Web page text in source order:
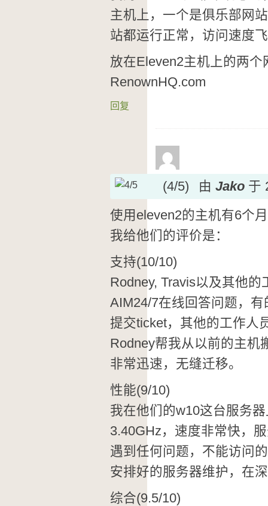
主机上，一个是俱乐部网
站都运行正常，访问速度
放在Eleven2主机上的两
RenownHQ.com
回复
(4/5) 由 Jako 于
使用eleven2的主机有6个
我给他们的评价是：
支持(10/10)
Rodney, Travis以及其他
AIM24/7在线回答问题，
提交ticket，其他的工作人
Rodney帮我从以前的主机
非常迅速，无缝迁移。
性能(9/10)
我在他们的w10这台服务
3.40GHz，速度非常快，
遇到任何问题，不能访问
安排好的服务器维护，在
综合(9.5/10)